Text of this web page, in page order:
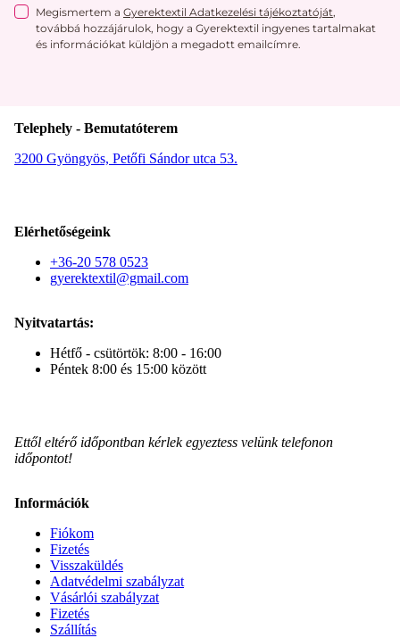
Megismertem a Gyerektextil Adatkezelési tájékoztatóját,
továbbá hozzájárulok, hogy a Gyerektextil ingyenes tartalmakat
és információkat küldjön a megadott emailcímre.
Telephely - Bemutatóterem
3200 Gyöngyös, Petőfi Sándor utca 53.
Elérhetőségeink
+36-20 578 0523
gyerektextil@gmail.com
Nyitvatartás:
Hétfő - csütörtök: 8:00 - 16:00
Péntek 8:00 és 15:00 között
Ettől eltérő időpontban kérlek egyeztess velünk telefonon
időpontot!
Információk
Fiókom
Fizetés
Visszaküldés
Adatvédelmi szabályzat
Vásárlói szabályzat
Fizetés
Szállítás